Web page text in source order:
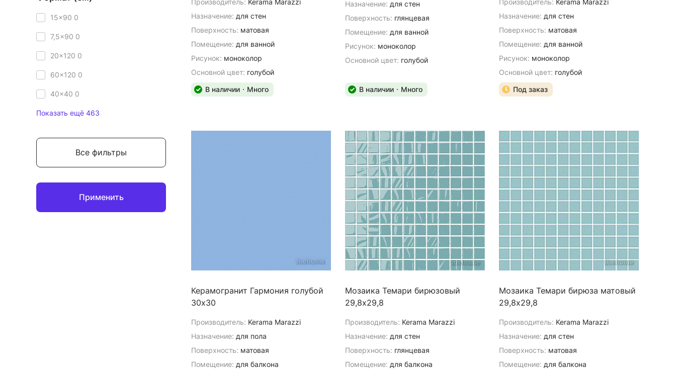
15x90 0
7,5x90 0
20x120 0
60x120 0
40x40 0
Показать ещё 463
Все фильтры
Применить
Производитель: Kerama Marazzi
Назначение: для стен
Поверхность: матовая
Помещение: для ванной
Рисунок: моноколор
Основной цвет: голубой
В наличии
Много
Назначение: для стен
Поверхность: глянцевая
Помещение: для ванной
Рисунок: моноколор
Основной цвет: голубой
В наличии Много
Производитель: Kerama Marazzi
Назначение: для стен
Поверхность: матовая
Помещение: для ванной
Рисунок: моноколор
Основной цвет: голубой
Под заказ
Керамогранит Гармония голубой
30х30
Производитель: Kerama Marazzi
Назначение: для пола
Поверхность: матовая
Помещение: для балкона
Мозаика Темари бирюзовый
29,8х29,8
Производитель: Kerama Marazzi
Назначение: для стен
Поверхность: глянцевая
Помещение: для балкона
Мозаика Темари бирюза матовый
29,8х29,8
Производитель: Kerama Marazzi
Назначение: для стен
Поверхность: матовая
Помещение: для балкона